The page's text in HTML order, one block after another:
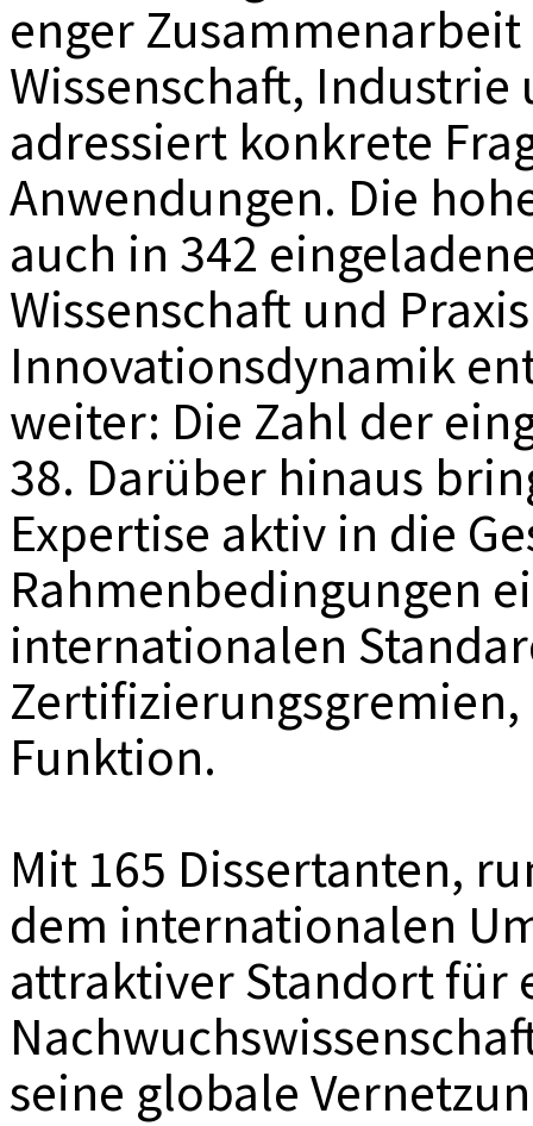
enger
Wissenschaft,
adressiert konkrete
Anwendungen. Die
auch in 342
Wissenschaft und
Innovationsdynamik
weiter: Die Zahl der
38. Darüber hinaus
Expertise aktiv in die
Rahmenbedingungen
internationalen
Funktion.
Mit 165 Dissertanten,
dem internationalen
attraktiver Standort für
seine globale